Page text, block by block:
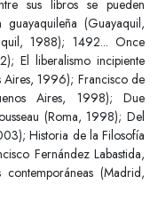
sus libros se pueden
(Guayaquil,
1988); 1492... Once
El liberalismo incipiente
1996); Francisco de
Aires, 1998); Due
(Roma, 1998); Del
Historia de la Filosofía
Fernández Labastida,
(Madrid,